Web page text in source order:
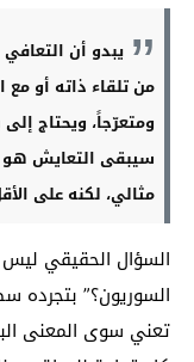
يبدو أن
من تلقاء ذاته أو
ومتعرّجاً، ويحتاج
سيبقى التعايش هو
مثالي، لكنه على
السؤال الحقيقي
السوريون؟” بتجرده
تعني سوى المعنى